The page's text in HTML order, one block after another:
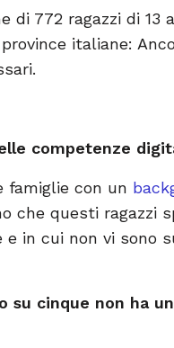
di 772 ragazzi di 13
italiane:
competenze
famiglie con un
che questi ragazzi
in cui non vi sono
su cinque non ha